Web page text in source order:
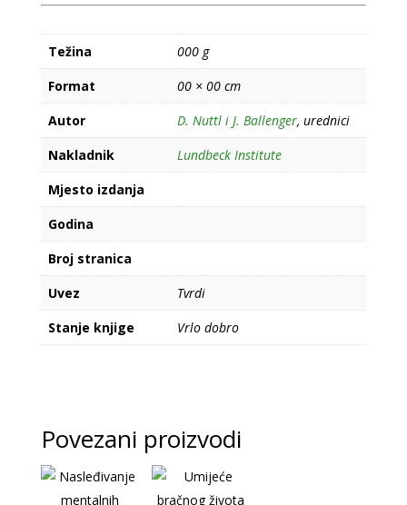
Težina
000 g
Format
00 × 00 cm
Autor
D. Nuttl i J. Ballenger, urednici
Nakladnik
Lundbeck Institute
Mjesto izdanja
Godina
Broj stranica
Uvez
Tvrdi
Stanje knjige
Vrlo dobro
Povezani proizvodi